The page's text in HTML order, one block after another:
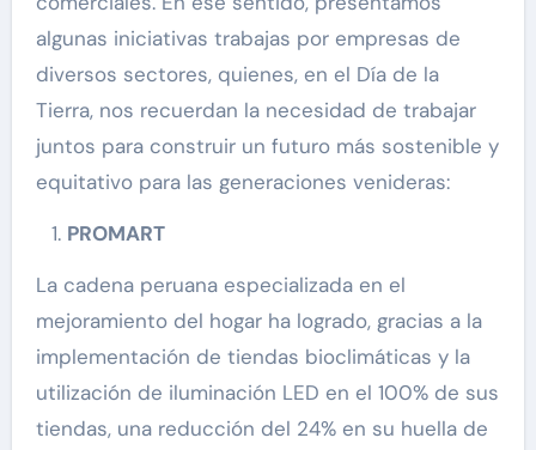
algunas iniciativas trabajas por empresas de
diversos sectores, quienes, en el Día de la
Tierra, nos recuerdan la necesidad de trabajar
juntos para construir un futuro más sostenible y
equitativo para las generaciones venideras:
PROMART
La cadena peruana especializada en el
mejoramiento del hogar ha logrado, gracias a la
implementación de tiendas bioclimáticas y la
utilización de iluminación LED en el 100% de sus
tiendas, una reducción del 24% en su huella de